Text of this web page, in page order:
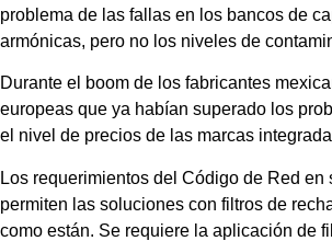
problema de las fallas en los bancos de
armónicas, pero no los niveles de
Durante el boom de los fabricantes
europeas que ya habían superado los
el nivel de precios de las marcas
Los requerimientos del Código de Red
permiten las soluciones con filtros de
como están. Se requiere la aplicación de